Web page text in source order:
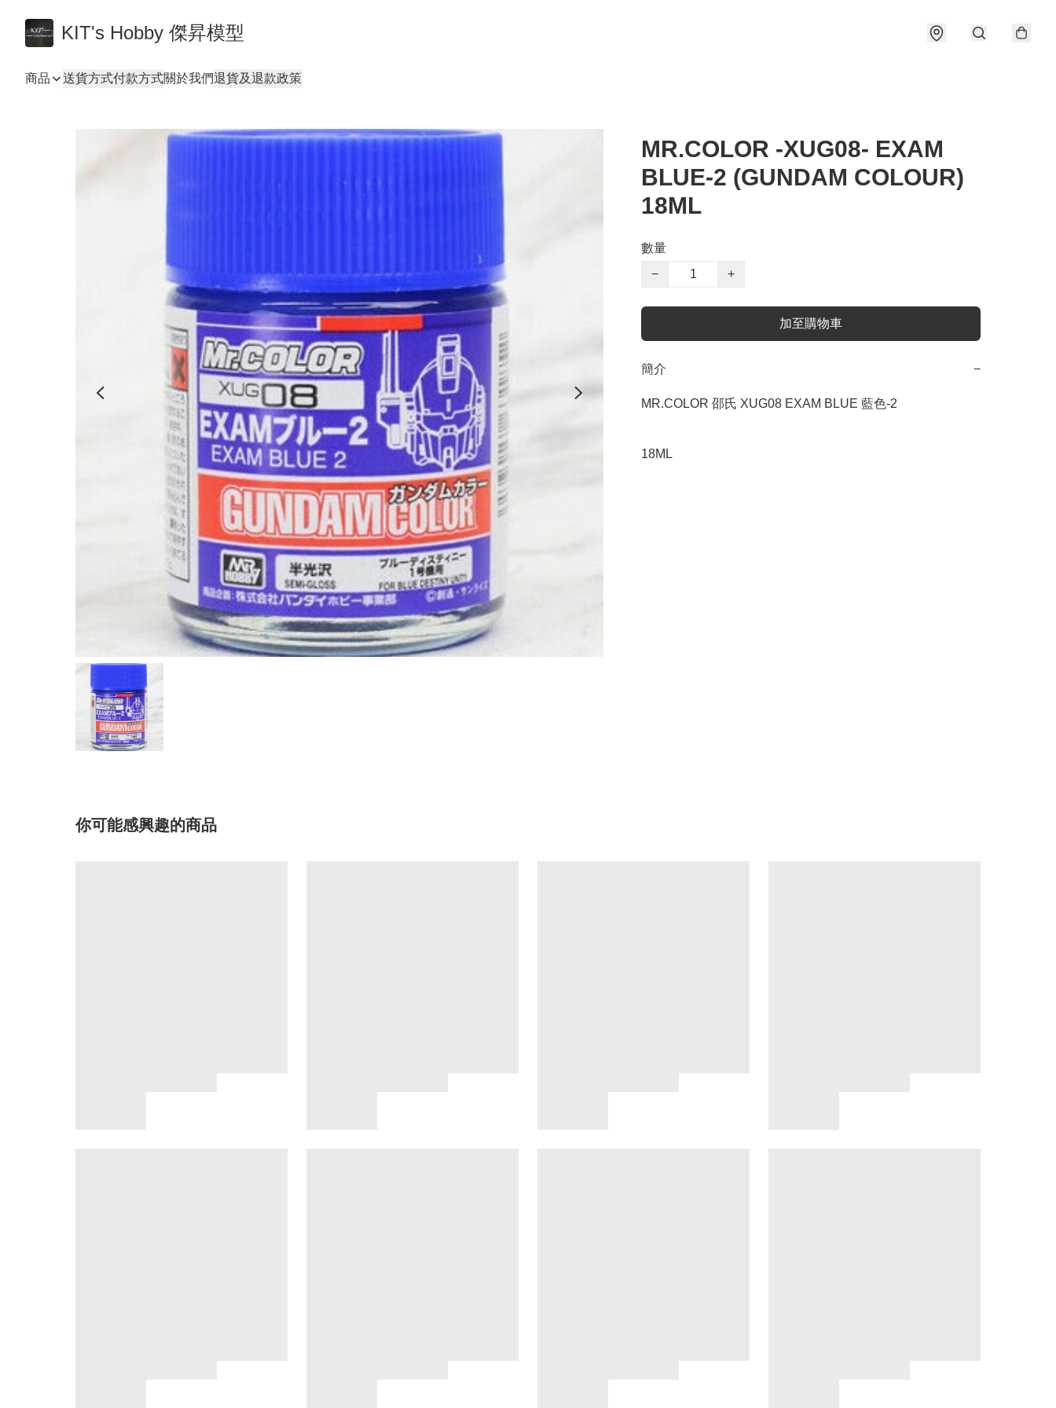
KIT's Hobby 傑昇模型
商品 送貨方式付款方式關於我們退貨及退款政策
MR.COLOR -XUG08- EXAM
BLUE-2 (GUNDAM COLOUR)
18ML
數量
−
+
加至購物車
簡介 −
MR.COLOR 邵氏 XUG08 EXAM BLUE 藍色-2
18ML
你可能感興趣的商品